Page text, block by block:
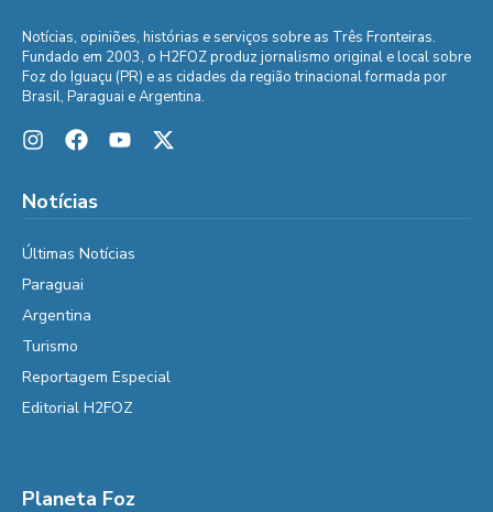
Notícias, opiniões, histórias e serviços sobre as Três Fronteiras.
Fundado em 2003, o H2FOZ produz jornalismo original e local sobre
Foz do Iguaçu (PR) e as cidades da região trinacional formada por
Brasil, Paraguai e Argentina.
Notícias
Últimas Notícias
Paraguai
Argentina
Turismo
Reportagem Especial
Editorial H2FOZ
Planeta Foz